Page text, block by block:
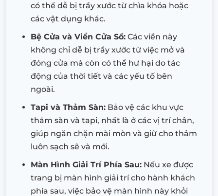
có thể dễ bị trầy xước từ chìa khóa hoặc
các vật dụng khác.
Bệ Cửa và Viền Cửa Sổ: Các viền này
không chỉ dễ bị trầy xước từ việc mở và
đóng cửa mà còn có thể hư hại do tác
động của thời tiết và các yếu tố bên
ngoài.
Tapi và Thảm Sàn: Bảo vệ các khu vực
thảm sàn và tapi, nhất là ở các vị trí chân,
giúp ngăn chặn mài mòn và giữ cho thảm
luôn sạch sẽ và mới.
Màn Hình Giải Trí Phía Sau: Nếu xe được
trang bị màn hình giải trí cho hành khách
phía sau, việc bảo vệ màn hình này khỏi